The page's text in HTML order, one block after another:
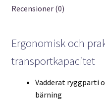
Recensioner (0)
Ergonomisk och
transportkapacitet
Vadderat ryggparti
bärning